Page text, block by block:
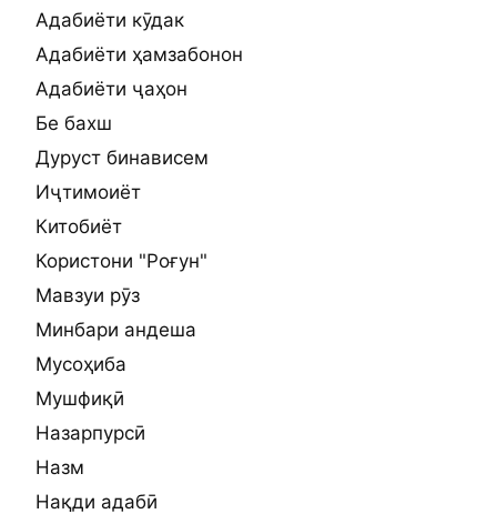
Адабиёти кӯдак
Адабиёти ҳамзабонон
Адабиёти ҷаҳон
Бе бахш
Дуруст бинависем
Иҷтимоиёт
Китобиёт
Користони "Роғун"
Мавзуи рӯз
Минбари андеша
Мусоҳиба
Мушфиқӣ
Назарпурсӣ
Назм
Нақди адабӣ